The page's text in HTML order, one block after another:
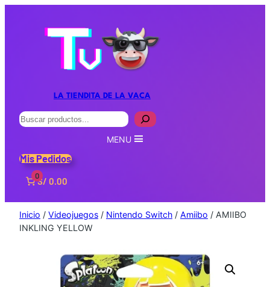
LA TIENDITA DE LA VACA
Buscar
MENU
Mis Pedidos
0
S/ 0.00
Inicio / Videojuegos / Nintendo Switch / Amiibo / AMIIBO
INKLING YELLOW